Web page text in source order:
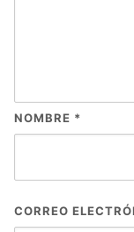
NOMBRE *
CORREO